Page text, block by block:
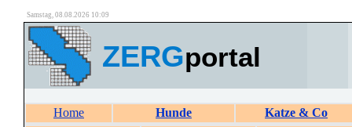
Samstag, 08.08.2026 10:09
ZERGportal
Home Hunde
Katze & Co